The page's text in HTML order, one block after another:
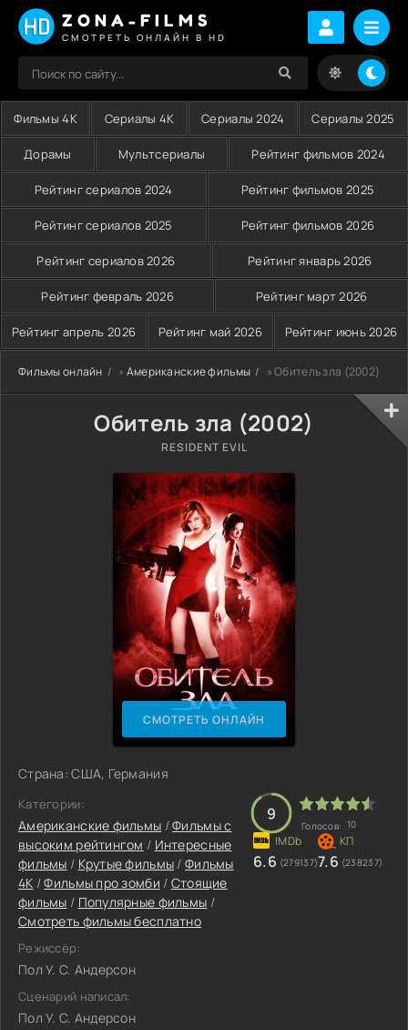
ZONA-FILMS
СМОТРЕТЬ ОНЛАЙН В HD
Фильмы 4K Сериалы 4K Сериалы 2024 Сериалы 2025
Дорамы Мультсериалы Рейтинг фильмов 2024
Рейтинг сериалов 2024 Рейтинг фильмов 2025
Рейтинг сериалов 2025 Рейтинг фильмов 2026
Рейтинг сериалов 2026 Рейтинг январь 2026
Рейтинг февраль 2026 Рейтинг март 2026
Рейтинг апрель 2026 Рейтинг май 2026 Рейтинг июнь 2026
Фильмы онлайн » Американские фильмы » Обитель зла (2002)
Обитель зла (2002)
RESIDENT EVIL
СМОТРЕТЬ ОНЛАЙН
Страна: США, Германия
Категории:
Американские фильмы /Фильмы с
высоким рейтингом / Интересные
фильмы / Крутые фильмы /Фильмы
4K /Фильмы про зомби / Стоящие
фильмы / Популярные фильмы /
Смотреть фильмы бесплатно
Режиссёр:
Пол У. С. Андерсон
Сценарий написал:
Пол У. С. Андерсон
9
Голосов: 10
6.6 (279137)7.6 (238237)